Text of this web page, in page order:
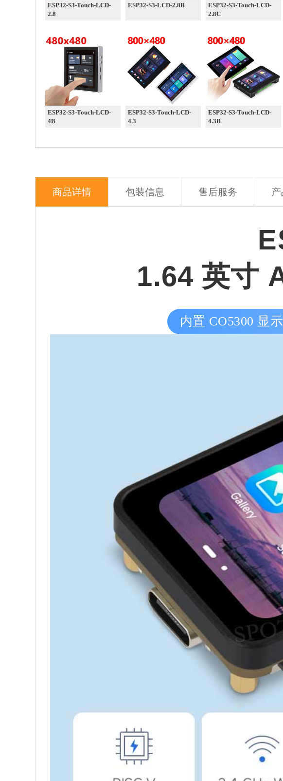
ESP32-S3-Touch-LCD-
2.8
ESP32-S3-LCD-2.8B
ESP32-S3-Touch-LCD-
2.8C
ESP32-S3-Touch-LCD-
4B
ESP32-S3-Touch-LCD-
4.3
ESP32-S3-Touch-LCD-
4.3B
商品详情 包装信息 售后服务
1.64 英寸
内置 CO5300 显